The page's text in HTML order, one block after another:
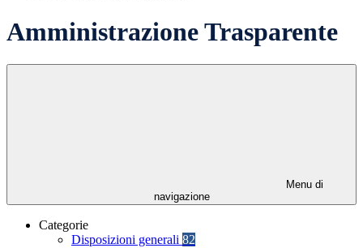
Amministrazione Trasparente
Menu di
navigazione
Categorie
Disposizioni generali 82